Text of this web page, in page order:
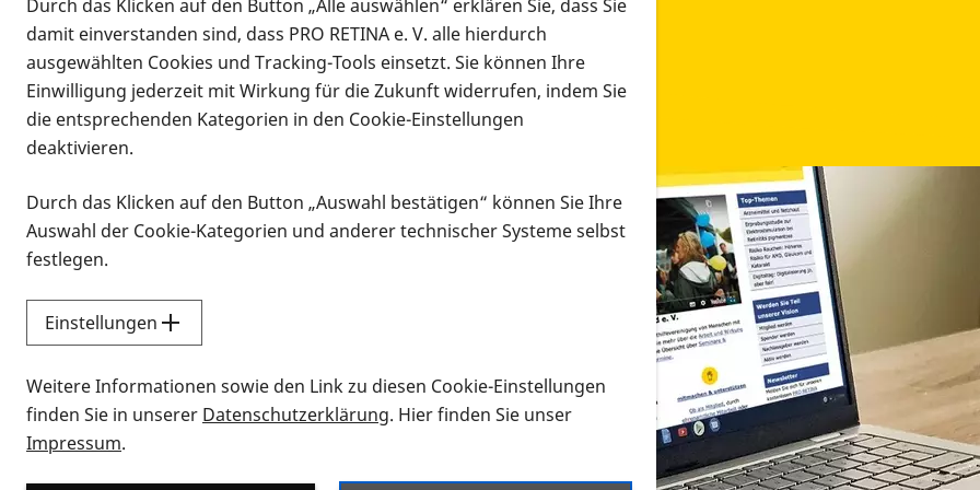
Infomaterial
Infomaterial
Vorlesen
Alle Infomaterialien in verschiedenen Formaten an
Sie möchten wissen, wie Sie nach Infonmaterial suchen und dieses bestellen bzw. herunterladen
Durch das Klicken auf den Button „Alle auswählen“ erklären Sie, dass Sie
damit einverstanden sind, dass PRO RETINA e. V. alle hierdurch
ausgewählten Cookies und Tracking-Tools einsetzt. Sie können Ihre
Einwilligung jederzeit mit Wirkung für die Zukunft widerrufen, indem Sie
die entsprechenden Kategorien in den Cookie-Einstellungen
deaktivieren.
Durch das Klicken auf den Button „Auswahl bestätigen“ können Sie Ihre
Auswahl der Cookie-Kategorien und anderer technischer Systeme selbst
festlegen.
Einstellungen
Weitere Informationen sowie den Link zu diesen Cookie-Einstellungen
finden Sie in unserer Datenschutzerklärung. Hier finden Sie unser
Impressum.